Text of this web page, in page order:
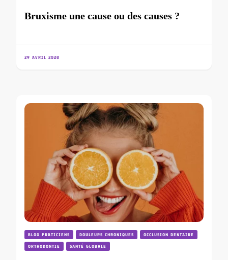
Bruxisme une cause ou des causes ?
29 AVRIL 2020
BLOG PRATICIENS DOULEURS CHRONIQUES OCCLUSION DENTAIRE
ORTHODONTIE SANTÉ GLOBALE